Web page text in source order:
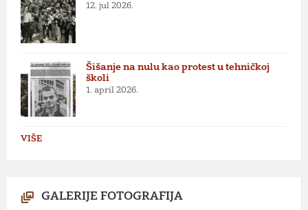
12. jul 2026.
Šišanje na nulu kao protest u tehničkoj
školi
1. april 2026.
VIŠE
GALERIJE FOTOGRAFIJA